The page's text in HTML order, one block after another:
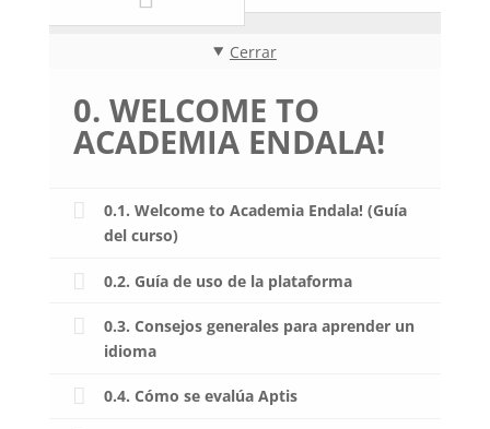
Cerrar
0. WELCOME TO
ACADEMIA ENDALA!
0.1. Welcome to Academia Endala! (Guía
del curso)
0.2. Guía de uso de la plataforma
0.3. Consejos generales para aprender un
idioma
0.4. Cómo se evalúa Aptis